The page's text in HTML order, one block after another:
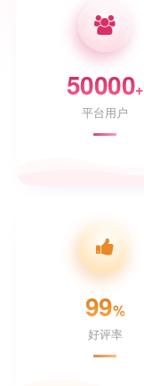
50000+
平台用户
99%
好评率